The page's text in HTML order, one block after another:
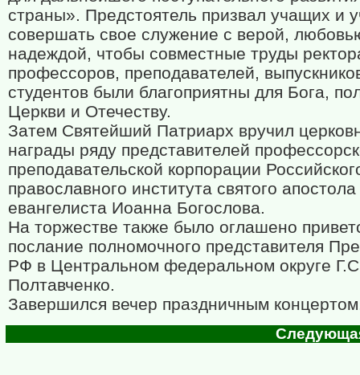
страны». Предстоятель призвал учащих и
совершать свое служение с верой,
надеждой, чтобы совместные труды
профессоров, преподавателей,
студентов были благоприятны для Бога,
Церкви и Отечеству.
Затем Святейший Патриарх вручил
награды ряду представителей
преподавательской корпорации
православного института святого
евангелиста Иоанна Богослова.
На торжестве также было оглашено
послание полномочного представителя
РФ в Центральном федеральном округе
Полтавченко.
Завершился вечер праздничным